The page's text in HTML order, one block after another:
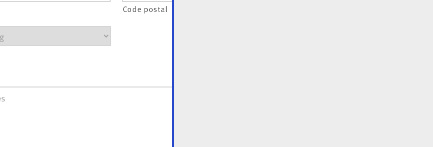
Code postal